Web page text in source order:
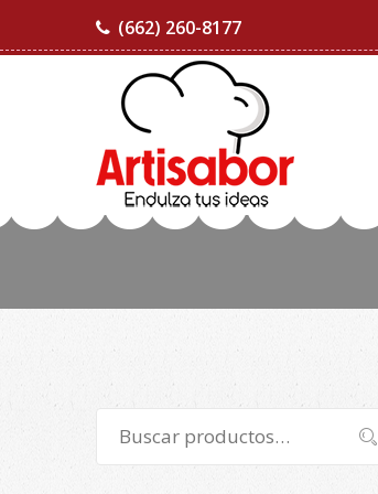
(662) 260-8177
por:
Buscar